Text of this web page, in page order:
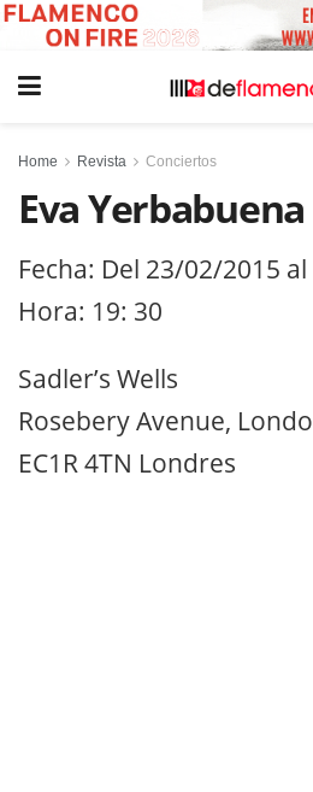
Home Revista Conciertos
Eva Yerbabuena
Fecha: Del 23/02/2015
Hora: 19: 30
Sadler’s Wells
Rosebery Avenue,
EC1R 4TN Londres